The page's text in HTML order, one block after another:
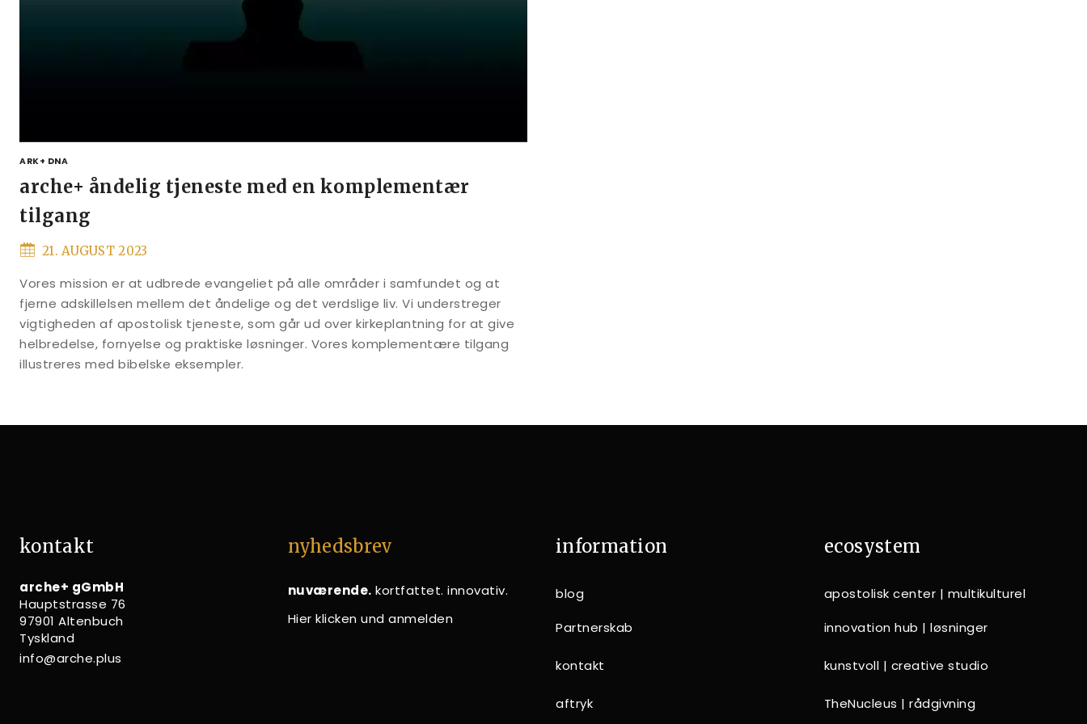
ARK+ DNA
arche+ åndelig tjeneste med en komplementær
tilgang
21. AUGUST 2023
Vores mission er at udbrede evangeliet på alle områder i samfundet og at
fjerne adskillelsen mellem det åndelige og det verdslige liv. Vi understreger
vigtigheden af apostolisk tjeneste, som går ud over kirkeplantning for at give
helbredelse, fornyelse og praktiske løsninger. Vores komplementære tilgang
illustreres med bibelske eksempler.
kontakt
arche+ gGmbH
Hauptstrasse 76
97901 Altenbuch
Tyskland
info@arche.plus
nyhedsbrev
nuværende. kortfattet. innovativ.
Hier klicken und anmelden
information
blog
Partnerskab
kontakt
aftryk
ecosystem
apostolisk center | multikulturel
innovation hub | løsninger
kunstvoll | creative studio
TheNucleus | rådgivning